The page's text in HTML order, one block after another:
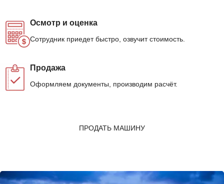
Осмотр и оценка
Сотрудник приедет быстро, озвучит стоимость.
Продажа
Оформляем документы, производим расчёт.
ПРОДАТЬ МАШИНУ